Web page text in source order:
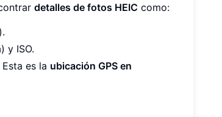
detalles de fotos HEIC como:
y ISO.
es la ubicación GPS en